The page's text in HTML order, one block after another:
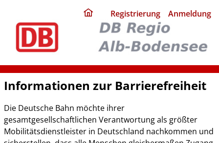
home
page
Registrierung Anmeldung
Informationen zur Barrierefreiheit
Die Deutsche Bahn möchte ihrer
gesamtgesellschaftlichen Verantwortung als größter
Mobilitätsdienstleister in Deutschland nachkommen und